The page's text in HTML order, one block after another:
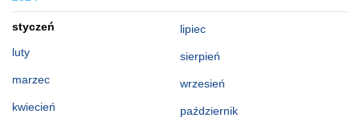
styczeń
luty
marzec
kwiecień
lipiec
sierpień
wrzesień
październik